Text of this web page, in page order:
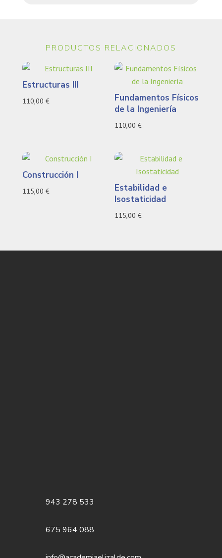
PRODUCTOS RELACIONADOS
Estructuras III
110,00 €
Fundamentos Físicos
de la Ingeniería
110,00€
Construcción I
115,00 €
Estabilidad e
Isostaticidad
115,00€
943 278 533
675 964 088